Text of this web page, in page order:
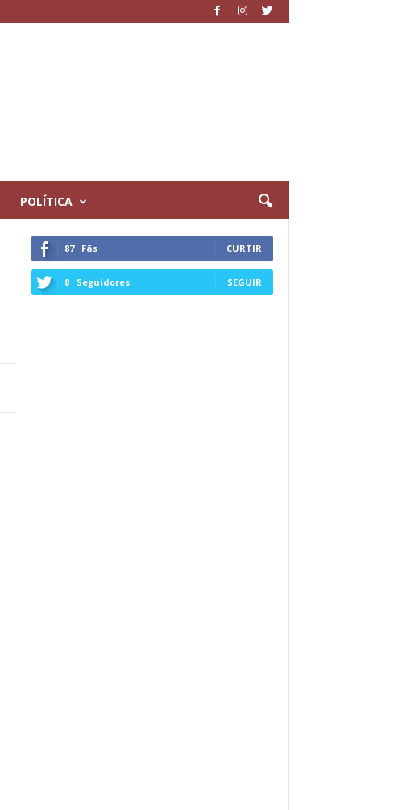
POLÍTICA
87 Fãs CURTIR
8 Seguidores SEGUIR